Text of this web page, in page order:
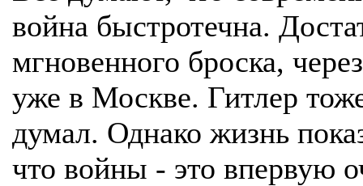
война быстротечна.
мгновенного броска,
уже в Москве. Гитлер
думал. Однако жизнь
что войны - это впервую